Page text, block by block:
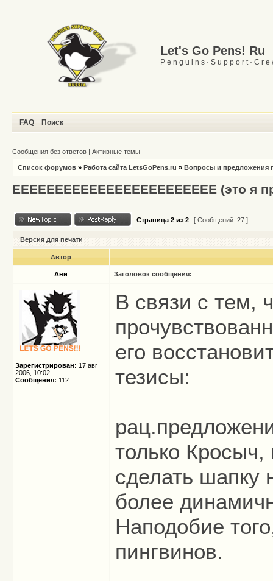
Let's Go Pens! Ru
P e n g u i n s · S u p p o r t · C r e
FAQ Поиск
Сообщения без ответов | Активные темы
Список форумов » Работа сайта LetsGoPens.ru » Вопросы и предложения
ЕЕЕЕЕЕЕЕЕЕЕЕЕЕЕЕЕЕЕЕЕЕЕЕ (это я
Страница 2 из 2 [ Сообщений: 27 ]
Версия для печати
Автор
Ани Заголовок сообщения:
Зарегистрирован: 17 авг
2006, 10:02
Сообщения: 112
В связи с тем,
его
тезисы:
только
сделать шапку
более
Наподобие
пингвинов.